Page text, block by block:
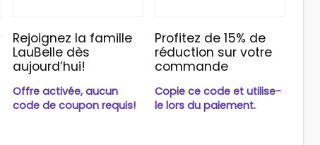
Rejoignez la famille
LauBelle dès
aujourd’hui!
Offre activée, aucun
code de coupon requis!
Profitez de 15% de
réduction sur votre
commande
Copie ce code et utilise-
le lors du paiement.